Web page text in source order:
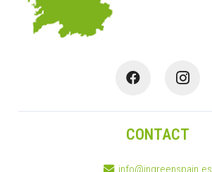
CONTACT
info@ingreenspain.es